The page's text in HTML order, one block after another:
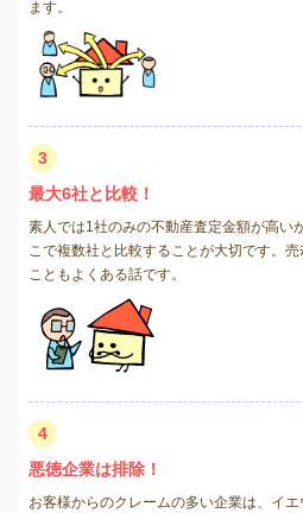
ます。
3
最大6社と比較！
素人では1社のみの不動産査定金額が高い
こで複数社と比較することが大切です。
こともよくある話です。
4
悪徳企業は排除！
お客様からのクレームの多い企業は、イ